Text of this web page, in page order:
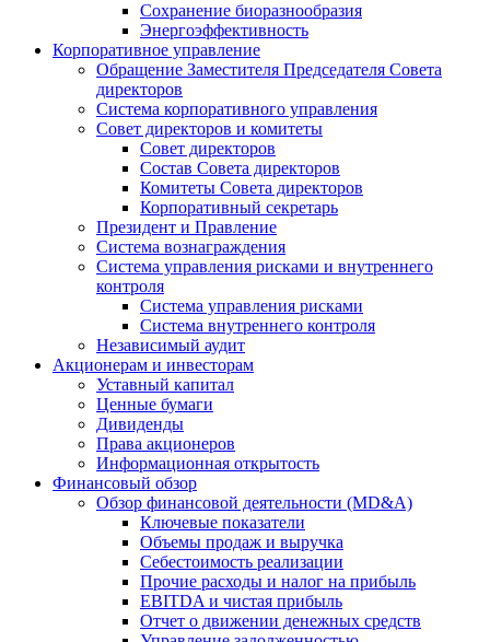
Сохранение биоразнообразия
Энергоэффективность
Корпоративное управление
Обращение Заместителя Председателя Совета
директоров
Система корпоративного управления
Совет директоров и комитеты
Совет директоров
Состав Совета директоров
Комитеты Совета директоров
Корпоративный секретарь
Президент и Правление
Система вознаграждения
Система управления рисками и внутреннего
контроля
Система управления рисками
Система внутреннего контроля
Независимый аудит
Акционерам и инвесторам
Уставный капитал
Ценные бумаги
Дивиденды
Права акционеров
Информационная открытость
Финансовый обзор
Обзор финансовой деятельности (MD&A)
Ключевые показатели
Объемы продаж и выручка
Себестоимость реализации
Прочие расходы и налог на прибыль
EBITDA и чистая прибыль
Отчет о движении денежных средств